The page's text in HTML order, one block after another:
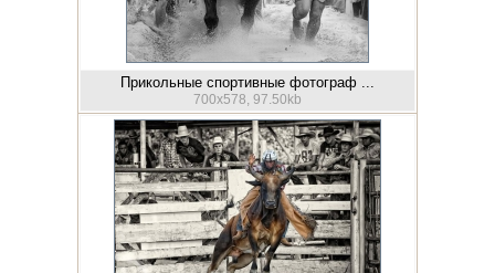
Прикольные спортивные фотограф ...
700x578, 97.50kb